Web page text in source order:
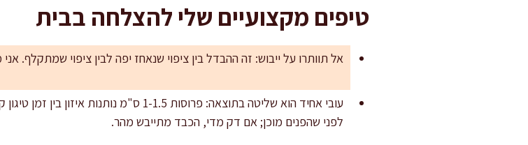
טיפים מקצועיים שלי להצלחה בבית
אל תוותרו על ייבוש: זה ההבדל בין ציפוי שנאחז יפה לבין ציפוי שמתקלף.
עובי אחיד הוא שליטה בתוצאה: פרוסות 1-1.5
לפני שהפנים מוכן; אם דק מדי, הכבד מתייבש מהר.